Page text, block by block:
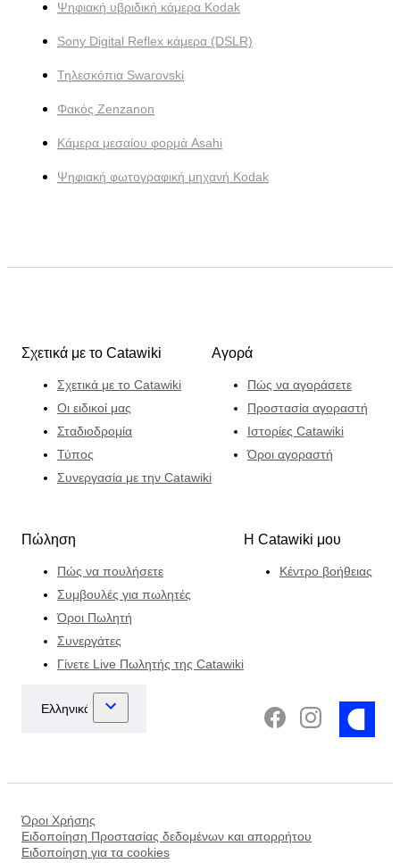
Ψηφιακή υβριδική κάμερα Kodak
Sony Digital Reflex κάμερα (DSLR)
Τηλεσκόπια Swarovski
Φακός Zenzanon
Κάμερα μεσαίου φορμά Asahi
Ψηφιακή φωτογραφική μηχανή Kodak
Σχετικά με το Catawiki
Σχετικά με το Catawiki
Οι ειδικοί μας
Σταδιοδρομία
Τύπος
Συνεργασία με την Catawiki
Αγορά
Πώς να αγοράσετε
Προστασία αγοραστή
Ιστορίες Catawiki
Όροι αγοραστή
Πώληση
Πώς να πουλήσετε
Συμβουλές για πωλητές
Όροι Πωλητή
Συνεργάτες
Γίνετε Live Πωλητής της Catawiki
Η Catawiki μου
Κέντρο βοήθειας
Όροι Χρήσης
Ειδοποίηση Προστασίας δεδομένων και απορρήτου
Ειδοποίηση για τα cookies